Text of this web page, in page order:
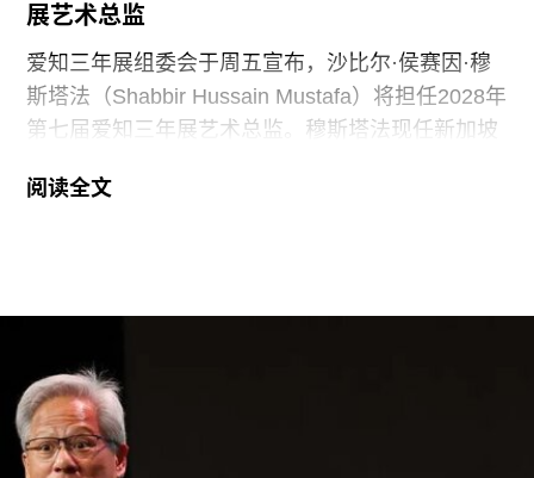
展艺术总监
爱知三年展组委会于周五宣布，沙比尔·侯赛因·穆
斯塔法（Shabbir Hussain Mustafa）将担任2028年
第七届爱知三年展艺术总监。穆斯塔法现任新加坡
是其卓越的策展履历，以及能够为三年展带来崭新
间，他曾担任新加坡国家美术馆高级策展人，此后
部主管。2015年，他策划了第56届威尼斯双年展新
加坡馆。穆斯塔法还于2018年共同策划了达卡艺术
峰会，目前他正参与筹备将于2026年11月在多哈举
阅读全文